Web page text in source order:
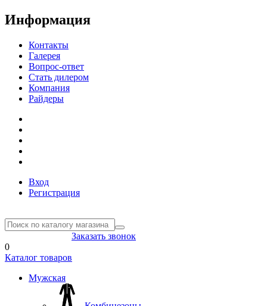
Информация
Контакты
Галерея
Вопрос-ответ
Стать дилером
Компания
Райдеры
Вход
Регистрация
Заказать звонок
0
Каталог товаров
Мужская